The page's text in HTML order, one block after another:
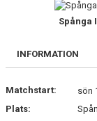
BILDGALLERI
DOKUMENT
Spånga
INFORMATION
Matchstart:
sön
Plats: